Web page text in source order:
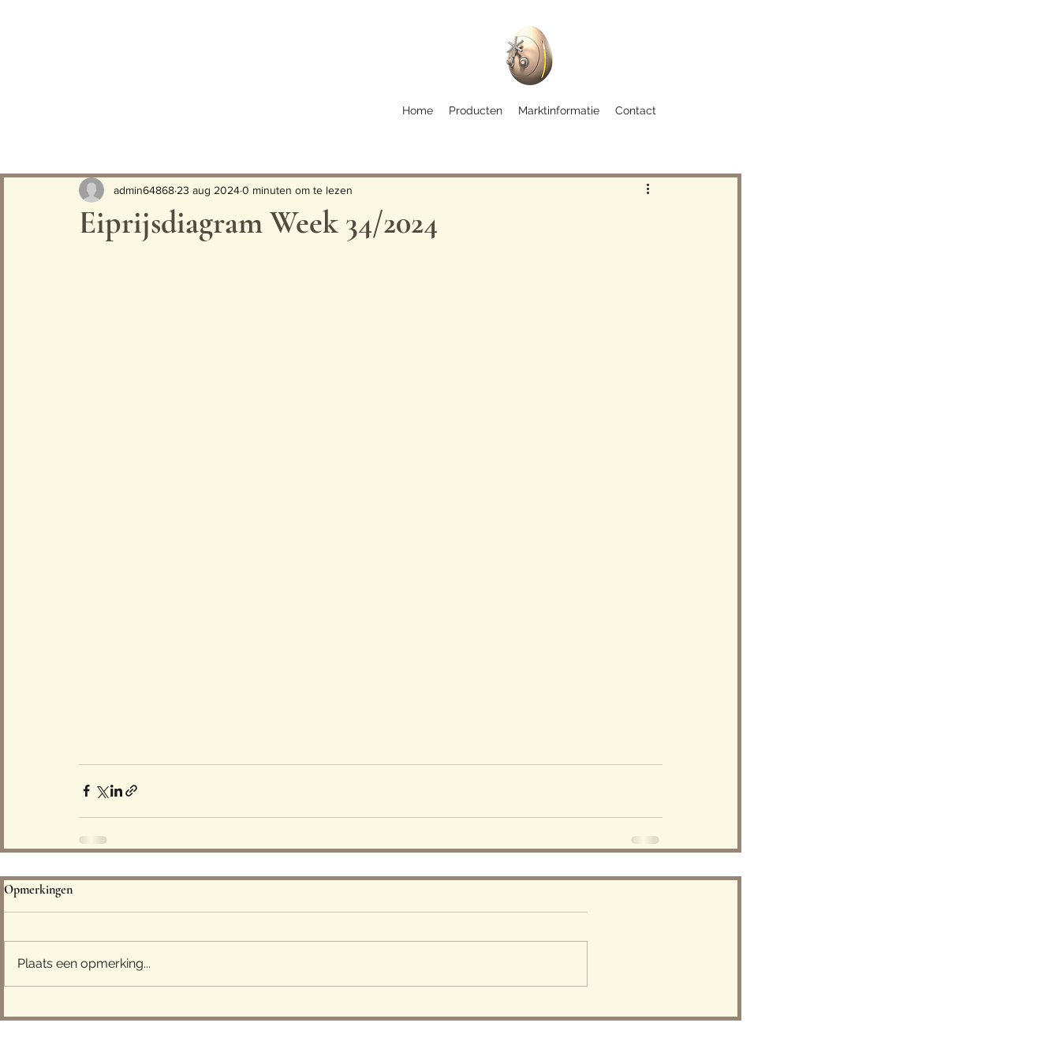
Home Producten Marktinformatie Contact
Eiprijsdiagram Week 34/2024
admin64868 23 aug 20240 minuten om te lezen
Opmerkingen
Plaats een opmerking...